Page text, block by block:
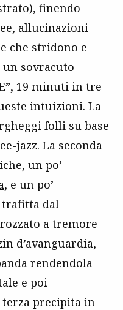
finendo
allucinazioni
che stridono e
sovracuto
19 minuti in tre
intuizioni. La
folli su base
jazz. La seconda
un po’
, e un po’
trafitta dal
a tremore
d’avanguardia,
rendendola
e poi
terza precipita in